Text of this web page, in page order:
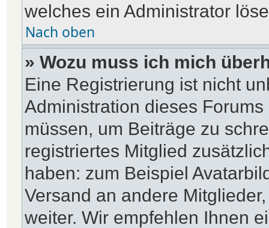
welches ein Administrator
Nach oben
» Wozu muss ich mich
Eine Registrierung ist nicht
Administration dieses
müssen, um Beiträge zu
registriertes Mitglied
haben: zum Beispiel
Versand an andere
weiter. Wir empfehlen Ihnen